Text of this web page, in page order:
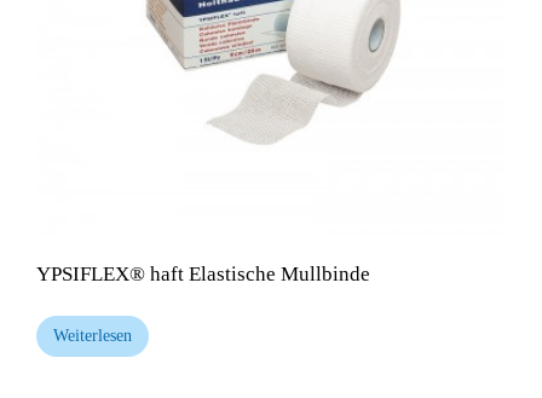
YPSIFLEX® haft Elastische Mullbinde
Weiterlesen